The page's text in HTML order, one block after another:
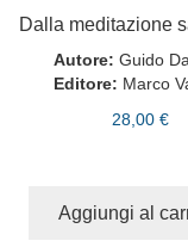
Autore: Guido
Editore: Marco
28,00 €
Aggiungi al